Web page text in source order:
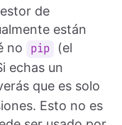
de
están
no
pip
(el
echas un
que es solo
Esto no es